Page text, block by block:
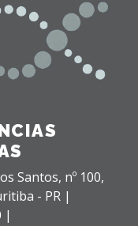
Santos, nº 100,
- PR |
|